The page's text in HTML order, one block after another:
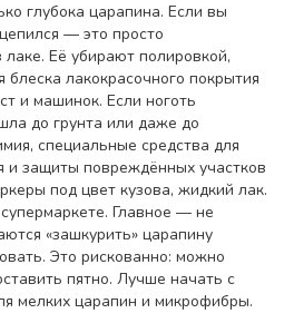
глубока царапина. Если вы
— это просто
лаке. Её убирают полировкой,
блеска лакокрасочного покрытия
и машинок. Если ноготь
до грунта или даже до
, специальные средства для
и защиты повреждённых участков
под цвет кузова, жидкий лак.
Главное — не
«зашкурить» царапину
Это рискованно: можно
пятно. Лучше начать с
мелких царапин и микрофибры.